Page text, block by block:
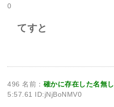
0
てすと
496 名前： 確かに存在した名無し
5:57.61 ID:jNjBoNMV0